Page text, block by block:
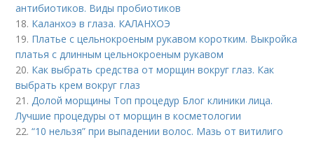
антибиотиков. Виды пробиотиков
18. Каланхоэ в глаза. КАЛАНХОЭ
19. Платье с цельнокроеным рукавом коротким. Выкройка
платья с длинным цельнокроеным рукавом
20. Как выбрать средства от морщин вокруг глаз. Как
выбрать крем вокруг глаз
21. Долой морщины Топ процедур Блог клиники лица.
Лучшие процедуры от морщин в косметологии
22.“10 нельзя” при выпадении волос. Мазь от витилиго